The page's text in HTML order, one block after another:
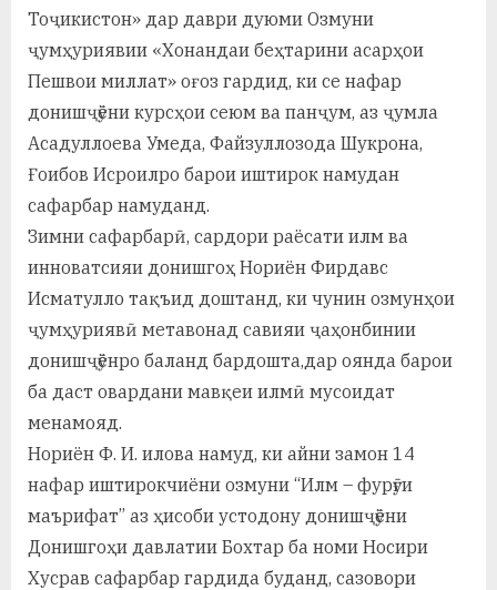
с
а
в
Тоҷикистон» дар даври дуюми Озмуни
ҷумҳуриявии «Хонандаи беҳтарини асарҳои
Пешвои миллат» оғоз гардид, ки се нафар
донишҷӯёни курсҳои сеюм ва панҷум, аз ҷумла
Асадуллоева Умеда, Файзуллозода Шукрона,
Ғоибов Исроилро барои иштирок намудан
сафарбар намуданд.
Зимни сафарбарӣ, сардори раёсати илм ва
инноватсияи донишгоҳ Нориён Фирдавс
Исматулло тақъид доштанд, ки чунин озмунҳои
ҷумҳуриявӣ метавонад савияи ҷаҳонбинии
донишҷӯёнро баланд бардошта,дар оянда барои
ба даст овардани мавқеи илмӣ мусоидат
менамояд.
Нориён Ф. И. илова намуд, ки айни замон 14
нафар иштирокчиёни озмуни “Илм – фурӯғи
маърифат” аз ҳисоби устодону донишҷӯёни
Донишгоҳи давлатии Бохтар ба номи Носири
Хусрав сафарбар гардида буданд, сазовори